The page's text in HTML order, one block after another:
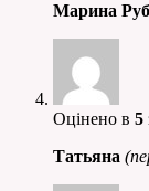
Марина
Оцінено в 5
Татьяна